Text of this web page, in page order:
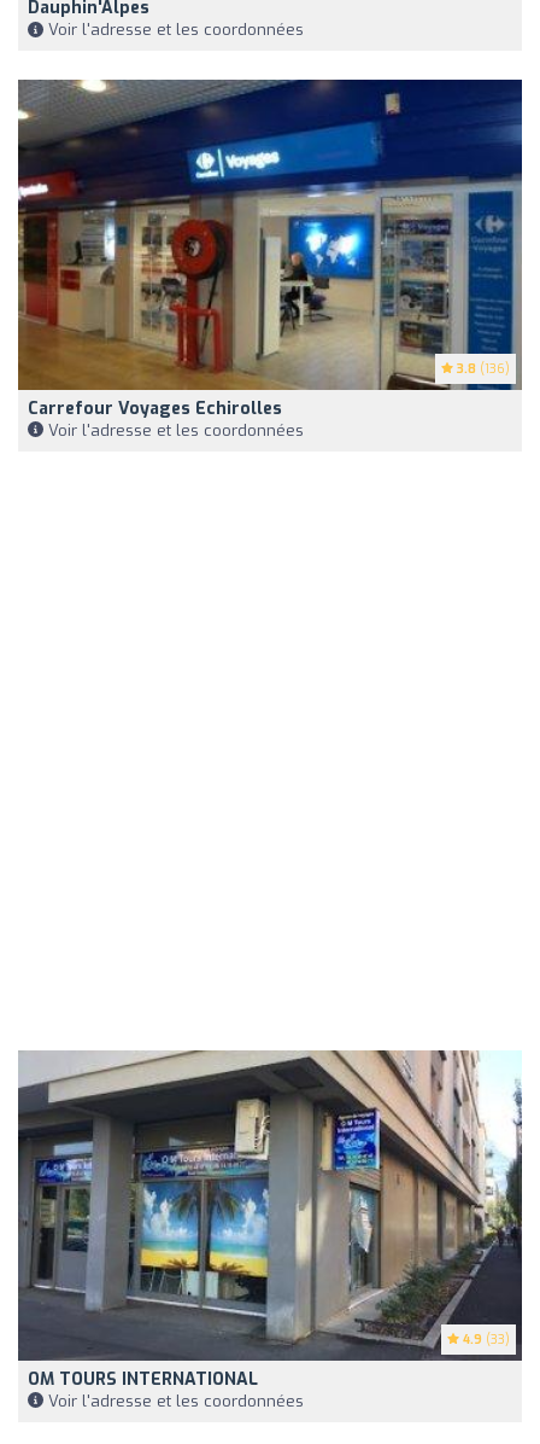
Dauphin'Alpes
Voir l'adresse et les coordonnées
3.8 (136)
Carrefour Voyages Echirolles
Voir l'adresse et les coordonnées
4.9 (33)
OM TOURS INTERNATIONAL
Voir l'adresse et les coordonnées